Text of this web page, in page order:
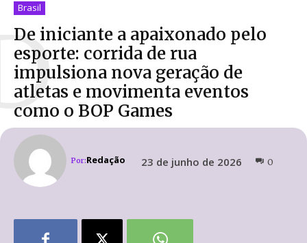
Brasil
De iniciante a apaixonado pelo
esporte: corrida de rua
impulsiona nova geração de
atletas e movimenta eventos
como o BOP Games
Por:Redação 23 de junho de 2026 0